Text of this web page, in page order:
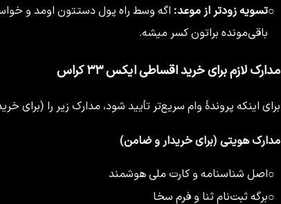
○تسویه زودتر از موعد: اگه وسط راه پول دستتون اومد و
باقی‌مونده براتون کسر میشه.
مدارک لازم برای خرید اقساطی ایکس ۳۳ کراس
برای اینکه پروندهٔ وام سریع‌تر تأیید شود، مدارک زیر را (برای
مدارک هویتی (برای خریدار و ضامن)
○اصل شناسنامه و کارت ملی هوشمند
○برگه ثبت‌نام ثنا و فرم سخا